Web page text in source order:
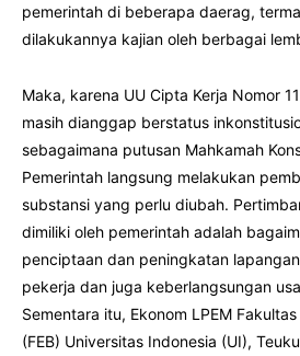
pemerintah di beberapa daerag,
dilakukannya kajian oleh berbagai
Maka, karena UU Cipta Kerja Nomor
masih dianggap berstatus
sebagaimana putusan Mahkamah
Pemerintah langsung melakukan
substansi yang perlu diubah.
dimiliki oleh pemerintah adalah
penciptaan dan peningkatan
pekerja dan juga keberlangsungan
Sementara itu, Ekonom LPEM
(FEB) Universitas Indonesia (UI),